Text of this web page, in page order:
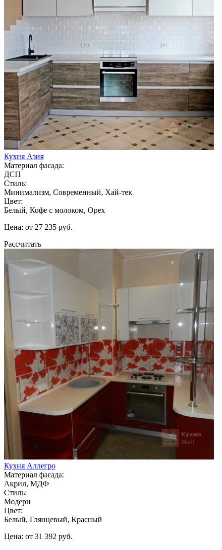
Кухня Азия
Материал фасада:
ДСП
Стиль:
Минимализм, Современный, Хай-тек
Цвет:
Белый, Кофе с молоком, Орех
Цена: от 27 235 руб.
Рассчитать
Кухня Аллегро
Материал фасада:
Акрил, МДФ
Стиль:
Модерн
Цвет:
Белый, Глянцевый, Красный
Цена: от 31 392 руб.